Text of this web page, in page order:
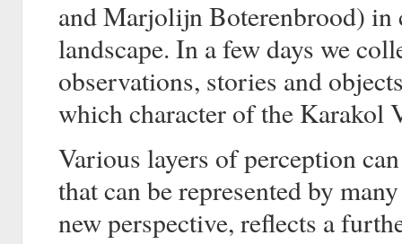
and Marjolijn Boterenbrood)
landscape. In a few days we
observations, stories and
which character of the Karakol
Various layers of perception
that can be represented by
new perspective, reflects a